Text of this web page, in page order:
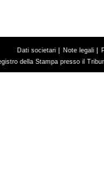
Dati societari | Note legali |
della Stampa presso il